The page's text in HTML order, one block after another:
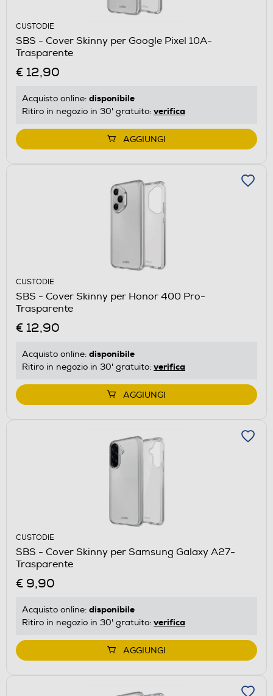
CUSTODIE
SBS - Cover Skinny per Google Pixel 10A-
Trasparente
€ 12,90
Acquisto online: disponibile
Ritiro in negozio in 30' gratuito: verifica
AGGIUNGI
CUSTODIE
SBS - Cover Skinny per Honor 400 Pro-
Trasparente
€ 12,90
Acquisto online: disponibile
Ritiro in negozio in 30' gratuito: verifica
AGGIUNGI
CUSTODIE
SBS - Cover Skinny per Samsung Galaxy A27-
Trasparente
€ 9,90
Acquisto online: disponibile
Ritiro in negozio in 30' gratuito: verifica
AGGIUNGI